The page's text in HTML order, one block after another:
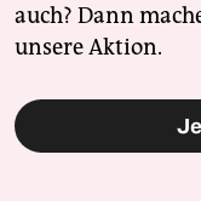
auch? Dann
unsere Aktion.